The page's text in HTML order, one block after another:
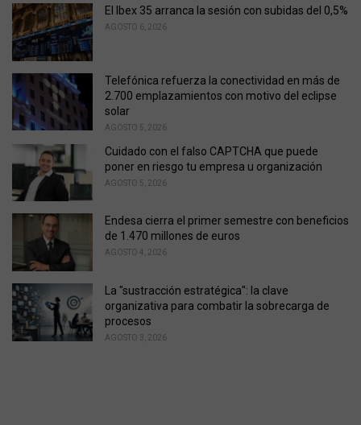
i
e
s
El Ibex 35 arranca la sesión con subidas del 0,5%
AGOSTO 6, 2026
Telefónica refuerza la conectividad en más de
2.700 emplazamientos con motivo del eclipse
solar
AGOSTO 5, 2026
Cuidado con el falso CAPTCHA que puede
poner en riesgo tu empresa u organización
AGOSTO 5, 2026
Endesa cierra el primer semestre con beneficios
de 1.470 millones de euros
AGOSTO 4, 2026
La "sustracción estratégica": la clave
organizativa para combatir la sobrecarga de
procesos
AGOSTO 3, 2026